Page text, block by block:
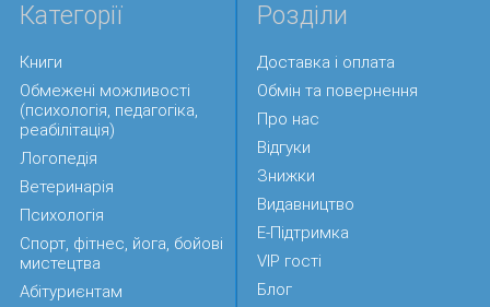
Категорії
Книги
Обмежені можливості
(психологія, педагогіка,
реабілітація)
Логопедія
Ветеринарія
Психологія
Спорт, фітнес, йога, бойові
мистецтва
Абітуриєнтам
Розділи
Доставка і оплата
Обмін та повернення
Про нас
Відгуки
Знижки
Видавництво
Е-Підтримка
VIP гості
Блог